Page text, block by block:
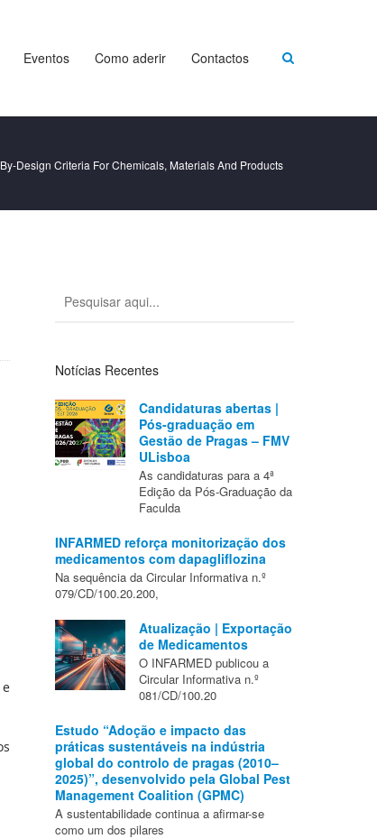
Eventos Como aderir Contactos
Design Criteria For Chemicals, Materials And Products
Notícias Recentes
Candidaturas abertas |
Pós-graduação em
Gestão de Pragas – FMV
ULisboa
As candidaturas para a 4ª
Edição da Pós-Graduação da
Faculda
INFARMED reforça monitorização dos
medicamentos com dapagliflozina
Na sequência da Circular Informativa n.º
079/CD/100.20.200,
Atualização | Exportação
de Medicamentos
O INFARMED publicou a
Circular Informativa n.º
081/CD/100.20
Estudo “Adoção e impacto das
práticas sustentáveis na indústria
global do controlo de pragas (2010–
2025)”, desenvolvido pela Global Pest
Management Coalition (GPMC)
A sustentabilidade continua a afirmar-se
como um dos pilares